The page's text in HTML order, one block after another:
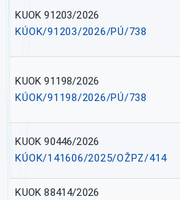
KUOK 91203/2026
KÚOK/91203/2026/PÚ/738
KUOK 91198/2026
KÚOK/91198/2026/PÚ/738
KUOK 90446/2026
KÚOK/141606/2025/OŽPZ/414
KUOK 88414/2026